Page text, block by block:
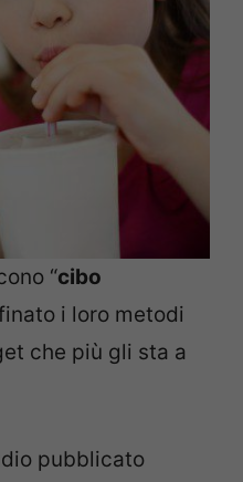
“cibo
i loro metodi
che più gli sta a
pubblicato